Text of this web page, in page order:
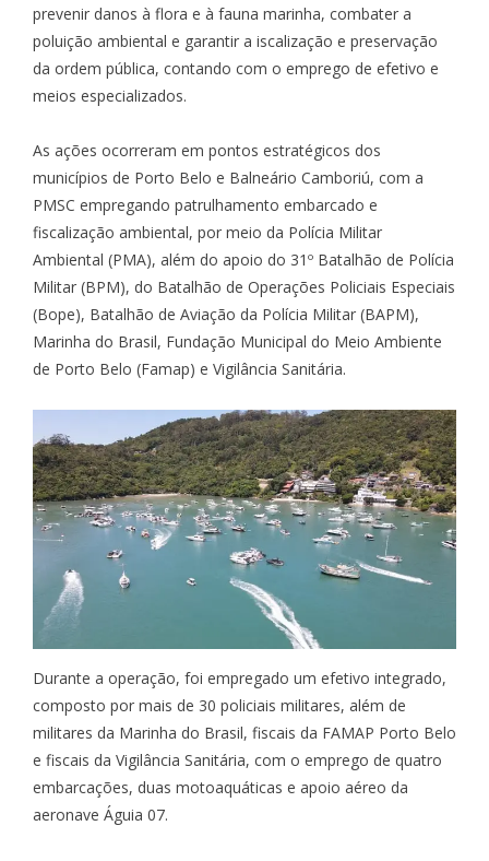
prevenir danos à flora e à fauna marinha, combater a
poluição ambiental e garantir a iscalização e preservação
da ordem pública, contando com o emprego de efetivo e
meios especializados.
As ações ocorreram em pontos estratégicos dos
municípios de Porto Belo e Balneário Camboriú, com a
PMSC empregando patrulhamento embarcado e
fiscalização ambiental, por meio da Polícia Militar
Ambiental (PMA), além do apoio do 31º Batalhão de Polícia
Militar (BPM), do Batalhão de Operações Policiais Especiais
(Bope), Batalhão de Aviação da Polícia Militar (BAPM),
Marinha do Brasil, Fundação Municipal do Meio Ambiente
de Porto Belo (Famap) e Vigilância Sanitária.
Durante a operação, foi empregado um efetivo integrado,
composto por mais de 30 policiais militares, além de
militares da Marinha do Brasil, fiscais da FAMAP Porto Belo
e fiscais da Vigilância Sanitária, com o emprego de quatro
embarcações, duas motoaquáticas e apoio aéreo da
aeronave Águia 07.